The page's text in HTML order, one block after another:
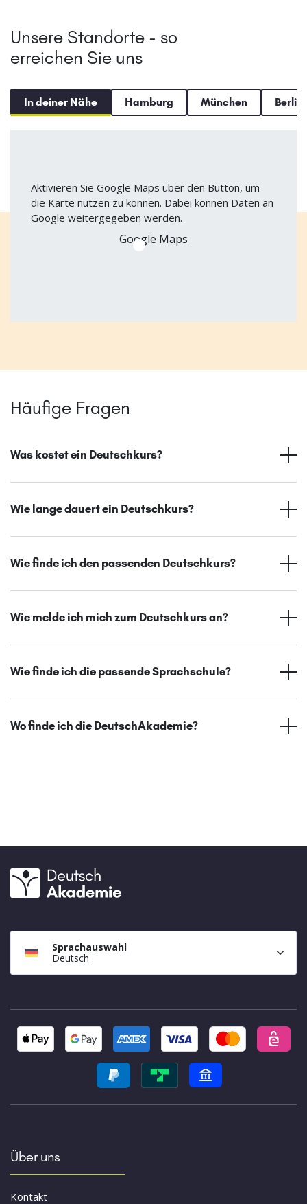
Unsere Standorte - so
erreichen Sie uns
In deiner Nähe Hamburg München Berlin
Aktivieren Sie Google Maps über den Button, um
die Karte nutzen zu können. Dabei können Daten an
Google weitergegeben werden.
Google Maps
Häufige Fragen
Was kostet ein Deutschkurs?
Wie lange dauert ein Deutschkurs?
Wie finde ich den passenden Deutschkurs?
Wie melde ich mich zum Deutschkurs an?
Wie finde ich die passende Sprachschule?
Wo finde ich die DeutschAkademie?
Sprachauswahl
Deutsch
Über uns
Kontakt